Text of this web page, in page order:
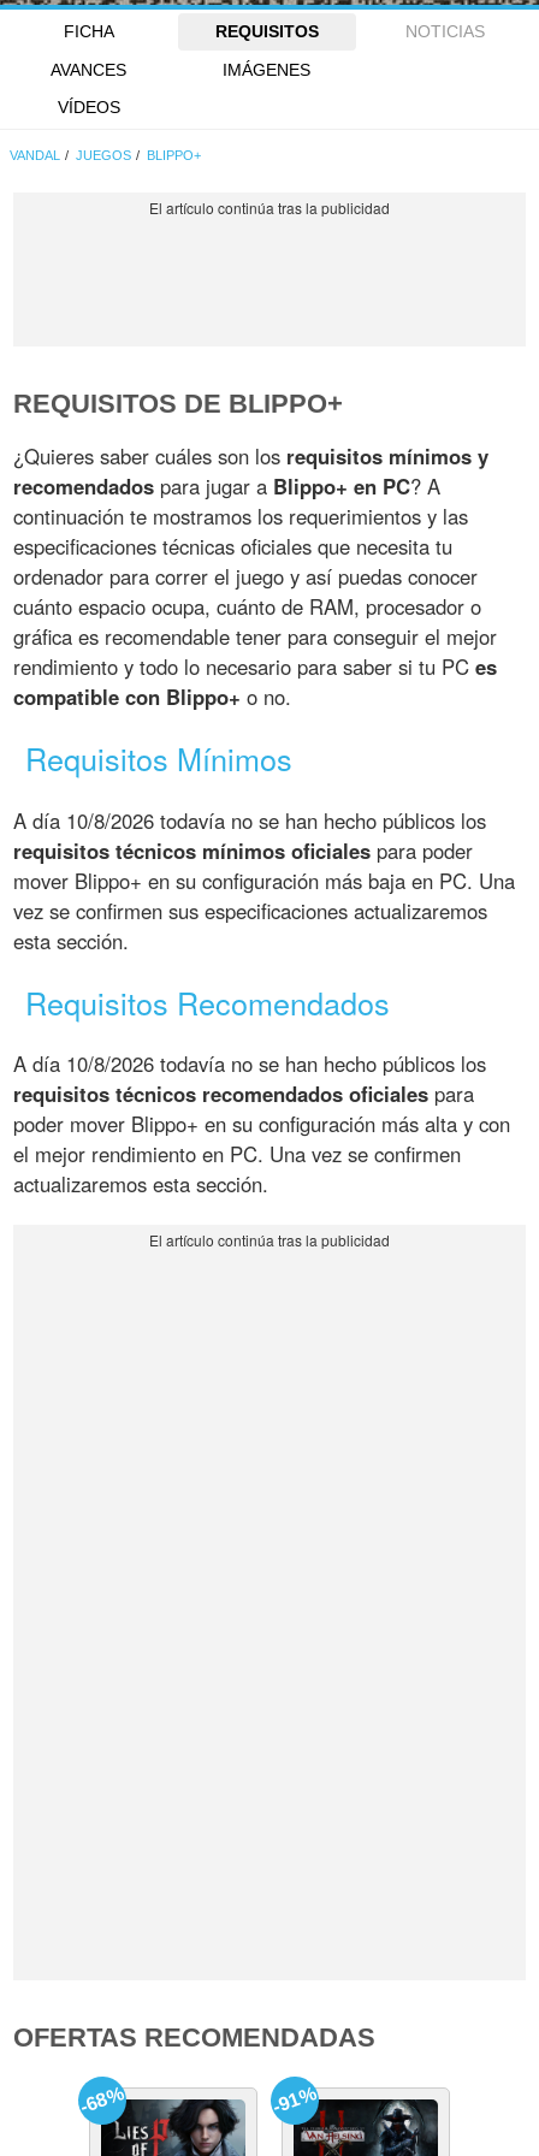
FICHA REQUISITOS
NOTICIAS
AVANCES
IMÁGENES
VÍDEOS
VANDAL JUEGOS BLIPPO+
REQUISITOS DE BLIPPO+
¿Quieres saber cuáles son los requisitos mínimos y
recomendados para jugar a Blippo+ en PC? A
continuación te mostramos los requerimientos y las
especificaciones técnicas oficiales que necesita tu
ordenador para correr el juego y así puedas conocer
cuánto espacio ocupa, cuánto de RAM, procesador o
gráfica es recomendable tener para conseguir el mejor
rendimiento y todo lo necesario para saber si tu PCes
compatible con Blippo+ o no.
Requisitos Mínimos
A día 10/8/2026 todavía no se han hecho públicos los
requisitos técnicos mínimos oficiales para poder
mover Blippo+ en su configuración más baja en PC. Una
vez se confirmen sus especificaciones actualizaremos
esta sección.
Requisitos Recomendados
A día 10/8/2026 todavía no se han hecho públicos los
requisitos técnicos recomendados oficiales para
poder mover Blippo+ en su configuración más alta y con
el mejor rendimiento en PC. Una vez se confirmen
actualizaremos esta sección.
OFERTAS RECOMENDADAS
-68% -91%